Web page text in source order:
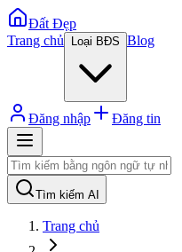
Đất Đẹp
Trang chủ
Loại BĐS Blog
Đăng nhập Đăng tin
Tìm kiếm AI
Trang chủ